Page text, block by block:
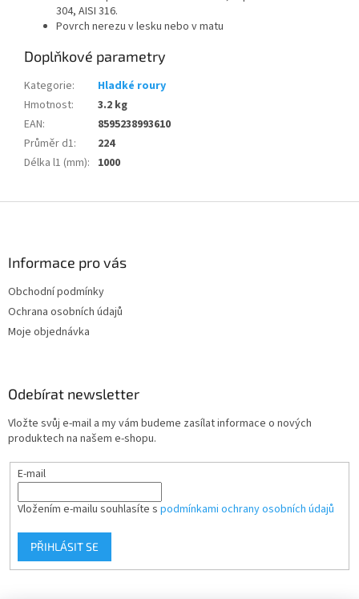
304, AISI 316.
Povrch nerezu v lesku nebo v matu
Doplňkové parametry
Kategorie:
Hladké roury
Hmotnost:
3.2 kg
EAN:
8595238993610
Průměr d1:
224
Délka l1 (mm): 1000
Informace pro vás
Obchodní podmínky
Ochrana osobních údajů
Moje objednávka
Odebírat newsletter
Vložte svůj e-mail a my vám budeme zasílat informace o nových
produktech na našem e-shopu.
E-mail
Vložením e-mailu souhlasíte s podmínkami ochrany osobních údajů
PŘIHLÁSIT SE